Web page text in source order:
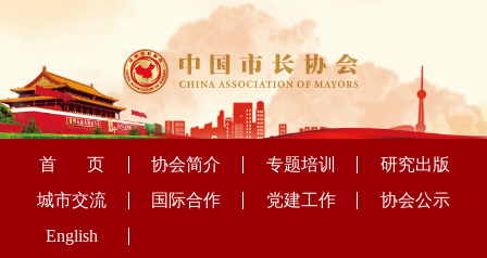
首 页 协会简介 专题培训
研究出版
城市交流
国际合作 党建工作
协会公示
English